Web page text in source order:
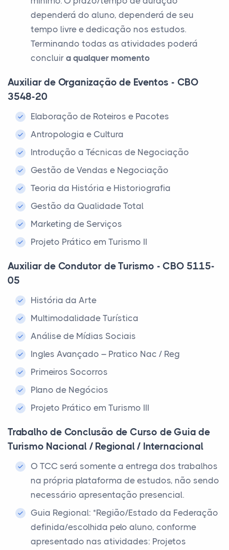
dependerá do aluno, dependerá de seu
tempo livre e dedicação nos estudos.
Terminando todas as atividades poderá
concluir a qualquer momento
Auxiliar de Organização de Eventos - CBO
3548-20
Elaboração de Roteiros e Pacotes
Antropologia e Cultura
Introdução a Técnicas de Negociação
Gestão de Vendas e Negociação
Teoria da História e Historiografia
Gestão da Qualidade Total
Marketing de Serviços
Projeto Prático em Turismo II
Auxiliar de Condutor de Turismo - CBO 5115-
05
História da Arte
Multimodalidade Turística
Análise de Mídias Sociais
Ingles Avançado – Pratico Nac / Reg
Primeiros Socorros
Plano de Negócios
Projeto Prático em Turismo III
Trabalho de Conclusão de Curso de Guia de
Turismo Nacional / Regional / Internacional
O TCC será somente a entrega dos trabalhos
na própria plataforma de estudos, não sendo
necessário apresentação presencial.
Guia Regional: *Região/Estado da Federação
definida/escolhida pelo aluno, conforme
apresentado nas atividades: Projetos